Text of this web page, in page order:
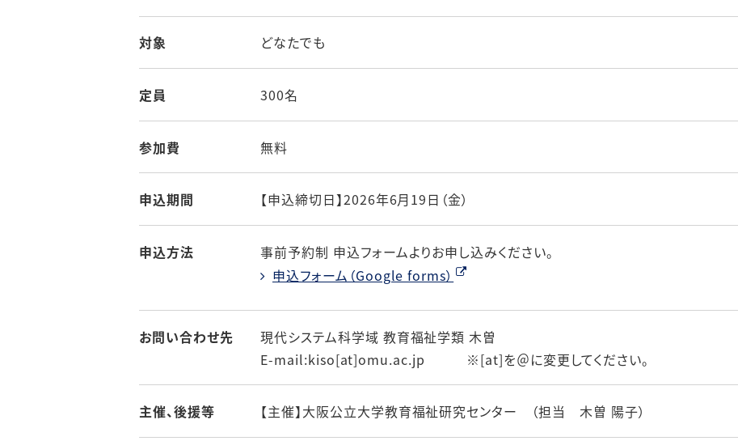
対象 どなたでも
定員 300名
参加費 無料
申込期間 【申込締切日】2026年6月19日（金）
申込方法
事前予約制 申込フォームよりお申し込みください。
申込フォーム（Google forms）
お問い合わせ先
現代システム科学域 教育福祉学類 木曽
E-mail:kiso[at]omu.ac.jp ※[at]を＠に変更してください。
主催、後援等 【主催】大阪公立大学教育福祉研究センター （担当 木曽 陽子）